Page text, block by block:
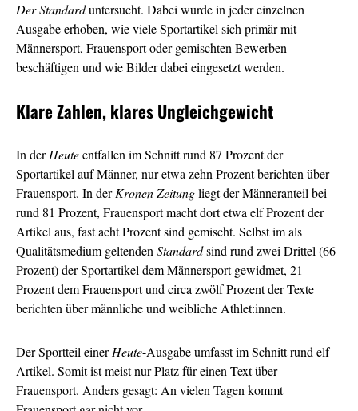
Der Standarduntersucht. Dabei wurde in jeder einzelnen
Ausgabe erhoben, wie viele Sportartikel sich primär mit
Männersport, Frauensport oder gemischten Bewerben
beschäftigen undwie Bilder dabei eingesetzt werden.
Klare Zahlen, klares Ungleichgewicht
In derHeuteentfallen im Schnitt rund 87 Prozent der
Sportartikel auf Männer, nur etwa zehn Prozent berichten über
Frauensport. In derKronen Zeitungliegt der Männeranteil bei
rund 81 Prozent, Frauensport macht dort etwa elf Prozent der
Artikel aus, fast acht Prozent sind gemischt. Selbst im als
Qualitätsmedium geltendenStandardsind rund zwei Drittel (66
Prozent) der Sportartikel dem Männersport gewidmet, 21
Prozent dem Frauensport und circa zwölf Prozent der Texte
berichten über männliche und weibliche Athlet:innen.
Der Sportteil einerHeute-Ausgabe umfasst im Schnitt rund elf
Artikel. Somit ist meist nur Platz für einen Text über
Frauensport. Anders gesagt: An vielen Tagen kommt